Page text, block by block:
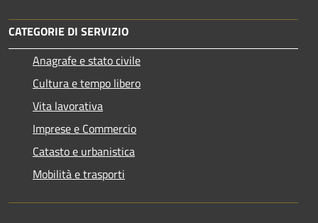
CATEGORIE DI SERVIZIO
Anagrafe e stato civile
Cultura e tempo libero
Vita lavorativa
Imprese e Commercio
Catasto e urbanistica
Mobilità e trasporti